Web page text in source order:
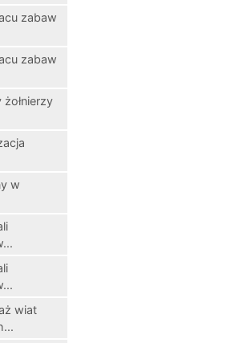
zabaw
zabaw
w
wiat